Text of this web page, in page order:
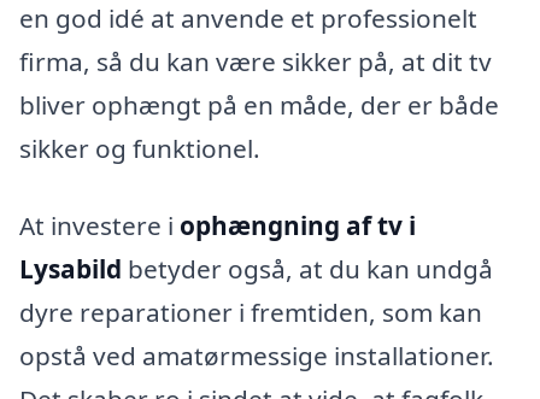
en god idé at anvende et professionelt
firma, så du kan være sikker på, at dit tv
bliver ophængt på en måde, der er både
sikker og funktionel.
At investere i ophængning af tv i
Lysabild betyder også, at du kan undgå
dyre reparationer i fremtiden, som kan
opstå ved amatørmessige installationer.